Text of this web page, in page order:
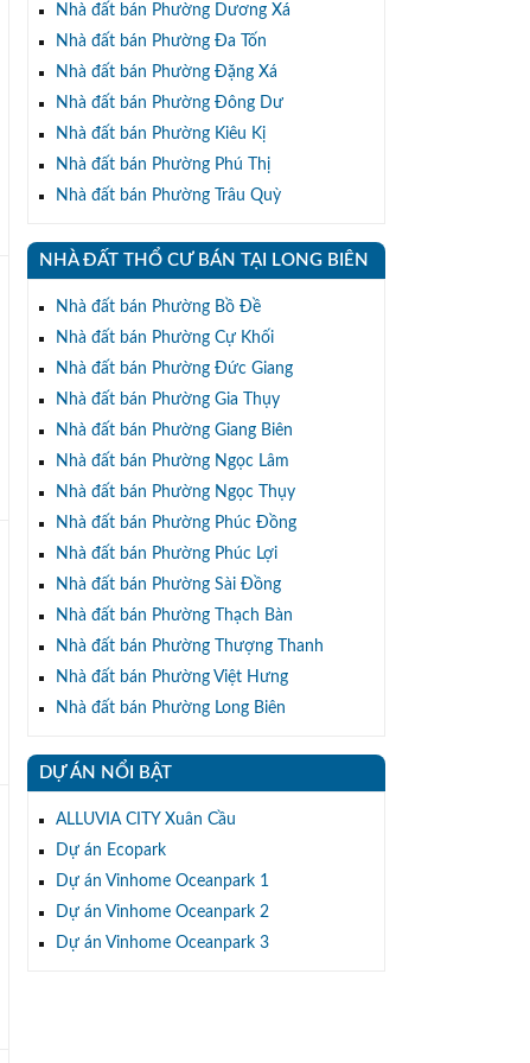
Nhà đất bán Phường Dương Xá
Nhà đất bán Phường Đa Tốn
Nhà đất bán Phường Đặng Xá
Nhà đất bán Phường Đông Dư
Nhà đất bán Phường Kiêu Kị
Nhà đất bán Phường Phú Thị
Nhà đất bán Phường Trâu Quỳ
NHÀ ĐẤT THỔ CƯ BÁN TẠI LONG BIÊN
Nhà đất bán Phường Bồ Đề
Nhà đất bán Phường Cự Khối
Nhà đất bán Phường Đức Giang
Nhà đất bán Phường Gia Thụy
Nhà đất bán Phường Giang Biên
Nhà đất bán Phường Ngọc Lâm
Nhà đất bán Phường Ngọc Thụy
Nhà đất bán Phường Phúc Đồng
Nhà đất bán Phường Phúc Lợi
Nhà đất bán Phường Sài Đồng
Nhà đất bán Phường Thạch Bàn
Nhà đất bán Phường Thượng Thanh
Nhà đất bán Phường Việt Hưng
Nhà đất bán Phường Long Biên
DỰ ÁN NỔI BẬT
ALLUVIA CITY Xuân Cầu
Dự án Ecopark
Dự án Vinhome Oceanpark 1
Dự án Vinhome Oceanpark 2
Dự án Vinhome Oceanpark 3